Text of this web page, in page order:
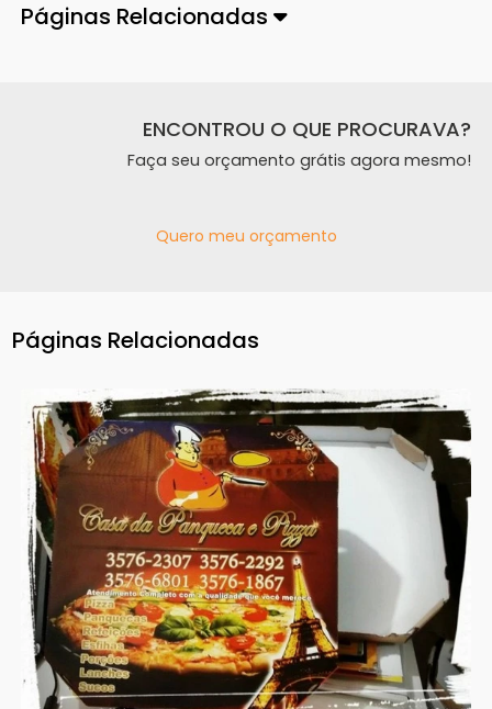
Páginas Relacionadas
ENCONTROU O QUE PROCURAVA?
Faça seu orçamento grátis agora mesmo!
Quero meu orçamento
Páginas Relacionadas